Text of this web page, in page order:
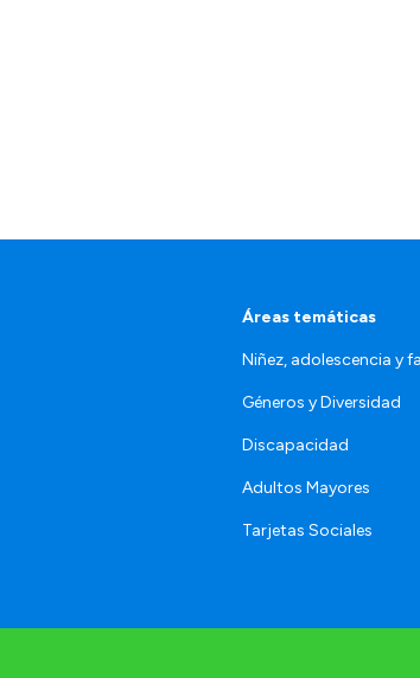
Áreas temáticas
Niñez, adolescencia y
Géneros y Diversidad
Discapacidad
Adultos Mayores
Tarjetas Sociales